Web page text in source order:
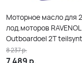
Моторное масло для
лод.моторов RAVENOL
Outboardoel 2T
8 237р.